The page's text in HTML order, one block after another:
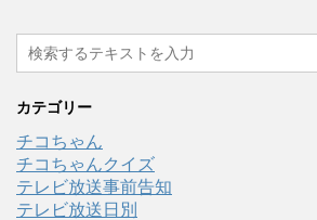
カテゴリー
チコちゃん
チコちゃんクイズ
テレビ放送事前告知
テレビ放送日別